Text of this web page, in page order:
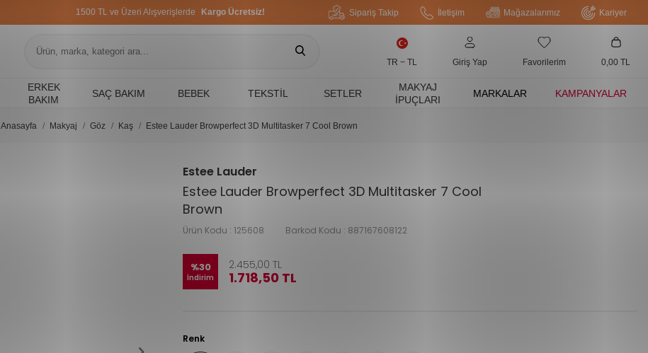
1500 TL ve Üzeri Alışverişlerde Kargo Ücretsiz! Sipariş Takip İletişim Mağazalarımız Kariyer
TR − TL Giriş Yap Favorilerim 0,00 TL
ERKEK
BAKIM
SAÇ BAKIM BEBEK TEKSTIL SETLER
MAKYAJ
İPUÇLARI
MARKALAR KAMPANYALAR
Anasayfa Makyaj Göz Kaş Estee Lauder Browperfect 3D Multitasker 7 Cool Brown
Estee Lauder
Estee Lauder Browperfect 3D Multitasker 7 Cool
Brown
Ürün Kodu : 125608 Barkod Kodu : 887167608122
%30
İndirim
2.455,00 TL
1.718,50 TL
Renk